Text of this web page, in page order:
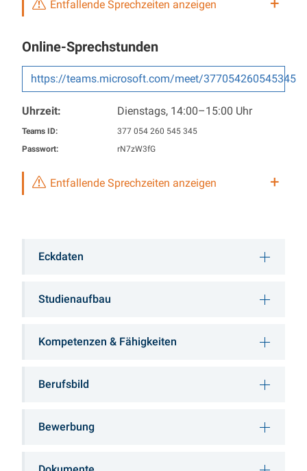
Entfallende Sprechzeiten anzeigen
Online-Sprechstunden
https://teams.microsoft.com/meet/377054260545345
Uhrzeit: Dienstags, 14:00–15:00 Uhr
Teams ID:
377 054 260 545 345
Passwort:
rN7zW3fG
Entfallende Sprechzeiten anzeigen
Eckdaten
Studienaufbau
Kompetenzen & Fähigkeiten
Berufsbild
Bewerbung